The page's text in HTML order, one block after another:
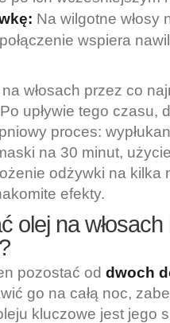
Na wilgotne włosy
wspiera
włosach przez co
upływie tego czasu,
proces:
na 30 minut,
odżywki na kilka
efekty.
olej na
pozostać od dwoch
go na całą noc,
kluczowe jest jego